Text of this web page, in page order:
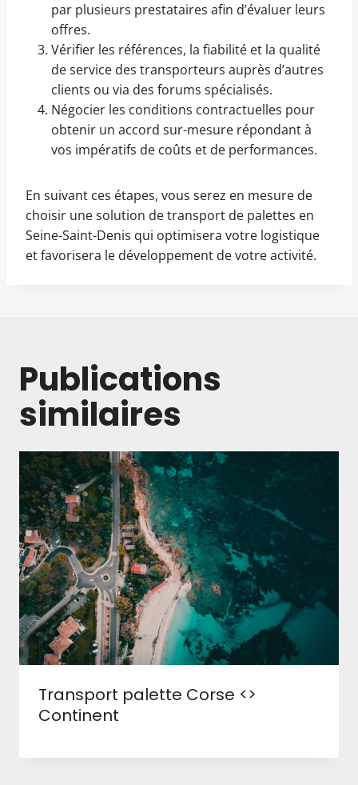
par plusieurs prestataires afin d’évaluer leurs
offres.
Vérifier les références, la fiabilité et la qualité
de service des transporteurs auprès d’autres
clients ou via des forums spécialisés.
Négocier les conditions contractuelles pour
obtenir un accord sur-mesure répondant à
vos impératifs de coûts et de performances.
En suivant ces étapes, vous serez en mesure de
choisir une solution de transport de palettes en
Seine-Saint-Denis qui optimisera votre logistique
et favorisera le développement de votre activité.
Publications
similaires
Transport palette Corse <>
Continent